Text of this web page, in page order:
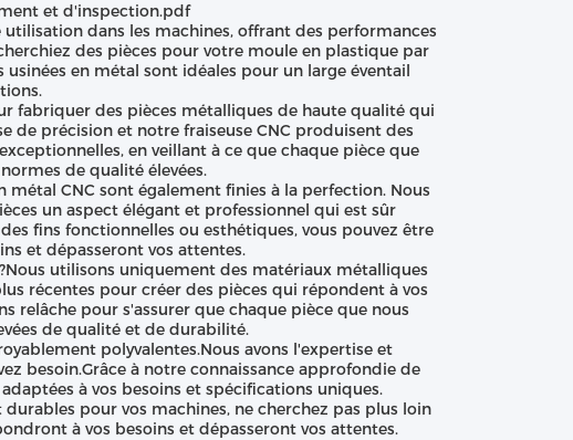
et d'inspection.pdf
dans les machines, offrant des performances
des pièces pour votre moule en plastique par
en métal sont idéales pour un large éventail
fabriquer des pièces métalliques de haute qualité qui
de précision et notre fraiseuse CNC produisent des
en veillant à ce que chaque pièce que
de qualité élevées.
CNC sont également finies à la perfection. Nous
un aspect élégant et professionnel qui est sûr
fins fonctionnelles ou esthétiques, vous pouvez être
et dépasseront vos attentes.
utilisons uniquement des matériaux métalliques
récentes pour créer des pièces qui répondent à vos
relâche pour s'assurer que chaque pièce que nous
de qualité et de durabilité.
polyvalentes.Nous avons l'expertise et
besoin.Grâce à notre connaissance approfondie de
à vos besoins et spécifications uniques.
pour vos machines, ne cherchez pas plus loin
à vos besoins et dépasseront vos attentes.